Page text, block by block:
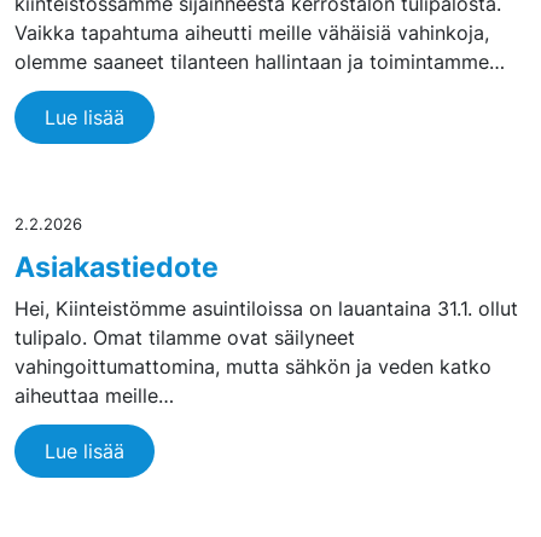
Vaikka tapahtuma aiheutti meille vähäisiä vahinkoja,
olemme saaneet tilanteen hallintaan ja toimintamme…
Lue lisää
2.2.2026
Asiakastiedote
Hei, Kiinteistömme asuintiloissa on lauantaina 31.1. ollut
tulipalo. Omat tilamme ovat säilyneet
vahingoittumattomina, mutta sähkön ja veden katko
aiheuttaa meille…
Lue lisää